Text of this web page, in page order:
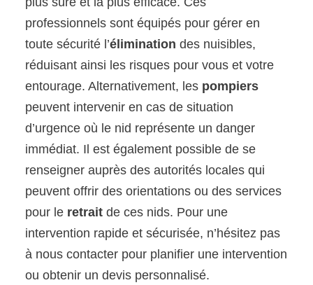
professionnels sont équipés pour gérer en
toute sécurité l’élimination des nuisibles,
réduisant ainsi les risques pour vous et votre
entourage. Alternativement, les pompiers
peuvent intervenir en cas de situation
d’urgence où le nid représente un danger
immédiat. Il est également possible de se
renseigner auprès des autorités locales qui
peuvent offrir des orientations ou des services
pour le retrait de ces nids. Pour une
intervention rapide et sécurisée, n’hésitez pas
à nous contacter pour planifier une intervention
ou obtenir un devis personnalisé.